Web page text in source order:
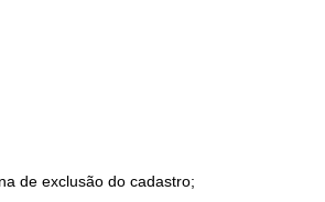
de exclusão do cadastro;